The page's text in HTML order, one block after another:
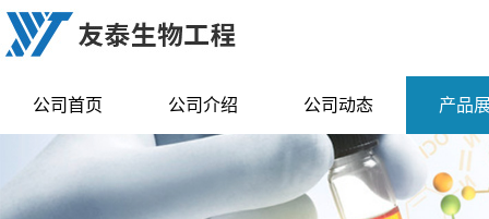
公司首页 公司介绍 公司动态 产品